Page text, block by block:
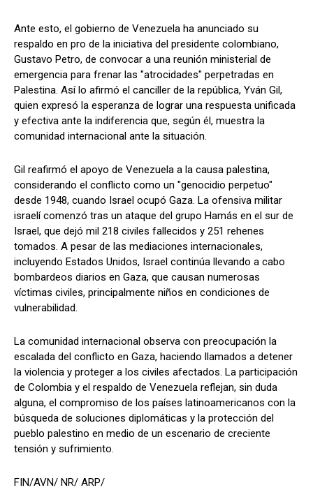
Ante esto, el gobierno de Venezuela ha anunciado su
respaldo en pro de la iniciativa del presidente colombiano,
Gustavo Petro, de convocar a una reunión ministerial de
emergencia para frenar las "atrocidades" perpetradas en
Palestina. Así lo afirmó el canciller de la república, Yván Gil,
quien expresó la esperanza de lograr una respuesta unificada
y efectiva ante la indiferencia que, según él, muestra la
comunidad internacional ante la situación.
Gil reafirmó el apoyo de Venezuela a la causa palestina,
considerando el conflicto como un "genocidio perpetuo"
desde 1948, cuando Israel ocupó Gaza. La ofensiva militar
israelí comenzó tras un ataque del grupo Hamás en el sur de
Israel, que dejó mil 218 civiles fallecidos y 251 rehenes
tomados. A pesar de las mediaciones internacionales,
incluyendo Estados Unidos, Israel continúa llevando a cabo
bombardeos diarios en Gaza, que causan numerosas
víctimas civiles, principalmente niños en condiciones de
vulnerabilidad.
La comunidad internacional observa con preocupación la
escalada del conflicto en Gaza, haciendo llamados a detener
la violencia y proteger a los civiles afectados. La participación
de Colombia y el respaldo de Venezuela reflejan, sin duda
alguna, el compromiso de los países latinoamericanos con la
búsqueda de soluciones diplomáticas y la protección del
pueblo palestino en medio de un escenario de creciente
tensión y sufrimiento.
FIN/AVN/ NR/ ARP/